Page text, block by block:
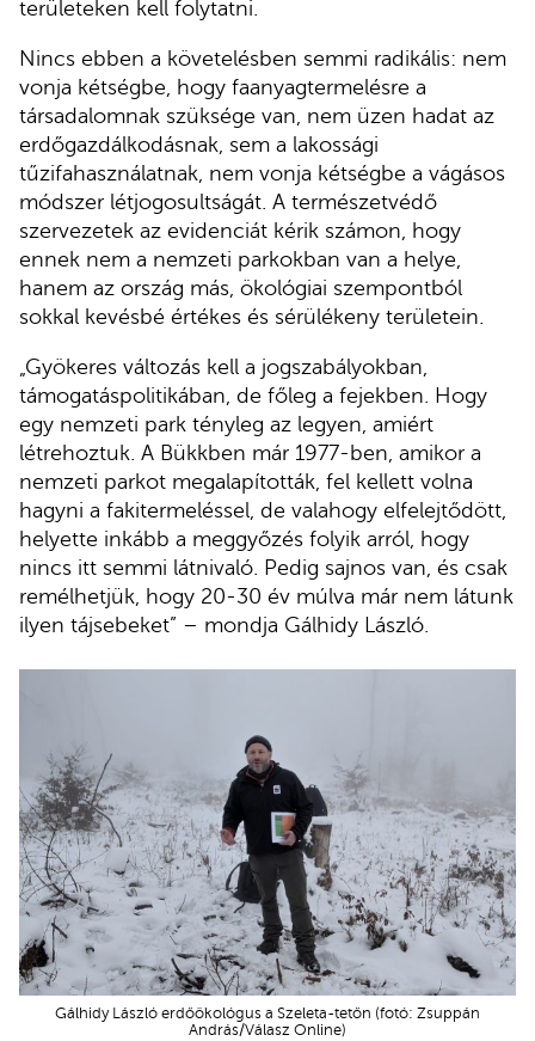
területeken kell folytatni.
Nincs ebben a követelésben semmi radikális: nem
vonja kétségbe, hogy faanyagtermelésre a
társadalomnak szüksége van, nem üzen hadat az
erdőgazdálkodásnak, sem a lakossági
tűzifahasználatnak, nem vonja kétségbe a vágásos
módszer létjogosultságát. A természetvédő
szervezetek az evidenciát kérik számon, hogy
ennek nem a nemzeti parkokban van a helye,
hanem az ország más, ökológiai szempontból
sokkal kevésbé értékes és sérülékeny területein.
„Gyökeres változás kell a jogszabályokban,
támogatáspolitikában, de főleg a fejekben. Hogy
egy nemzeti park tényleg az legyen, amiért
létrehoztuk. A Bükkben már 1977-ben, amikor a
nemzeti parkot megalapították, fel kellett volna
hagyni a fakitermeléssel, de valahogy elfelejtődött,
helyette inkább a meggyőzés folyik arról, hogy
nincs itt semmi látnivaló. Pedig sajnos van, és csak
remélhetjük, hogy 20-30 év múlva már nem látunk
ilyen tájsebeket” – mondja Gálhidy László.
Gálhidy László erdőökológus a Szeleta-tetőn (fotó: Zsuppán
András/Válasz Online)